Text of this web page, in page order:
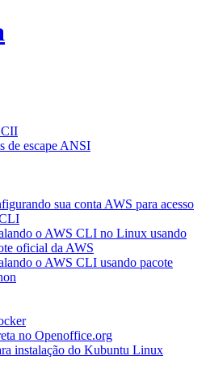
de escape ANSI
sua conta AWS para acesso
o AWS CLI no Linux usando
oficial da AWS
o AWS CLI usando pacote
no Openoffice.org
instalação do Kubuntu Linux